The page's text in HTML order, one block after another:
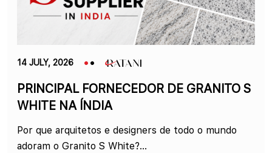
14 JULY, 2026
PRINCIPAL FORNECEDOR DE GRANITO S
WHITE NA ÍNDIA
Por que arquitetos e designers de todo o mundo
adoram o Granito S White?...